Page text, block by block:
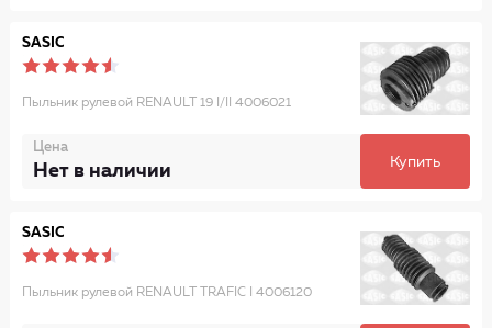
SASIC
Пыльник рулевой RENAULT 19 I/II 4006021
Цена
Нет в наличии Купить
SASIC
Пыльник рулевой RENAULT TRAFIC I 4006120